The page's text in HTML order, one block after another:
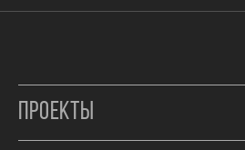
ПРОЕКТЫ